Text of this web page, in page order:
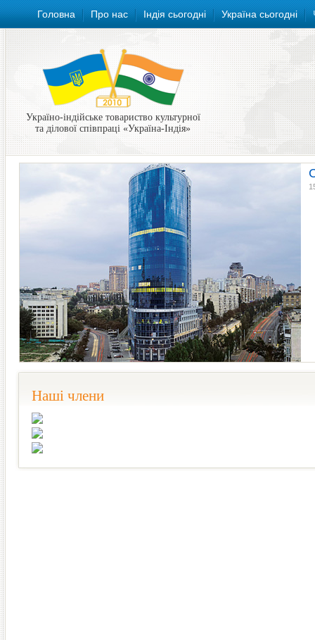
Головна Про нас Індія сьогодні Україна сьогодні
Україно-індійське товариство культурної
та ділової співпраці «Україна-Індія»
Наші члени